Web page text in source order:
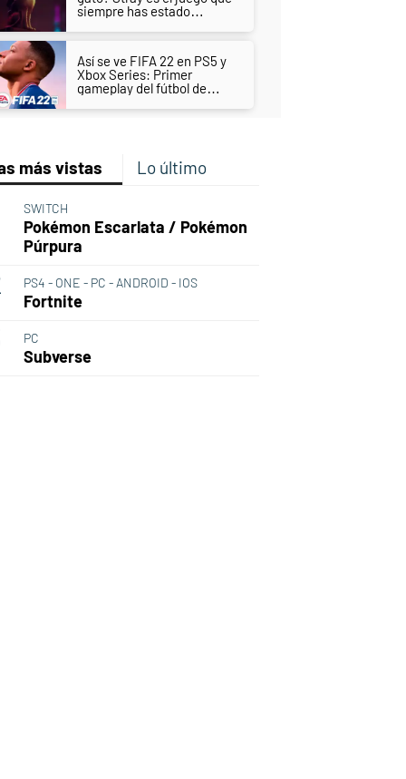
siempre has estado
Así se ve FIFA 22 en PS5 y
Xbox Series: Primer
gameplay del fútbol de
Sports
más vistas Lo último
SWITCH
Pokémon Escarlata / Pokémon
Púrpura
PS4 - ONE - PC - ANDROID - IOS
Fortnite
PC
Subverse